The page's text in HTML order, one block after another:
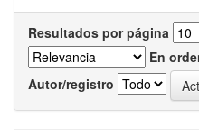
Resultados por página
En
Autor/registro